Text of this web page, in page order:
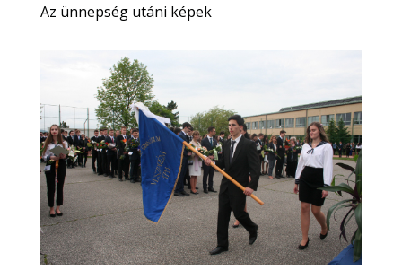
Az ünnepség utáni képek